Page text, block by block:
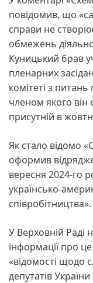
повідомив, що
справи не
обмежень
Куницький брав
пленарних
комітеті з
членом якого він
присутній в
Як стало відомо
оформив
вересня 2024-го
українсько-
співробітництва».
У Верховній Раді
інформації про
«відомості щодо
депутатів